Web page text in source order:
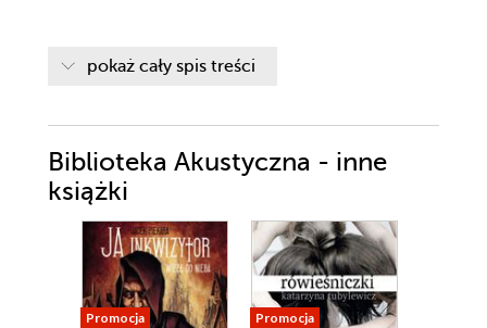
pokaż cały spis treści
Biblioteka Akustyczna - inne
książki
Promocja Promocja